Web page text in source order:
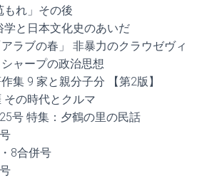
もれ」その後
学と日本文化史のあいだ
ラブの春」 非暴力のクラウゼヴィ
ャープの政治思想
集 9 家と親分子分 【第2版】
その時代とクルマ
号 特集：夕鶴の里の民話
8合併号